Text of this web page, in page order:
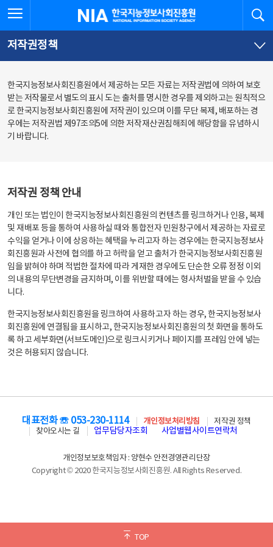
문
로
가
체
뉴
바
가
한국지능정보사회진흥원
저작권정책
한국지능정보사회진흥원에서 제공하는 모든 자료는 저작권법에 의하여 보호
받는 저작물로서 별도의 표시 도는 출처를 명시한 경우를 제외하고는 원칙적으
로 한국지능정보사회진흥원에 저작권이 있으며 이를 무단 복제, 배포하는 경
우에는 저작권법 제97조의5에 의한 저작재산권침해죄에 해당함을 유념하시
기 바랍니다.
저작권 정책 안내
개인 또는 법인이 한국지능정보사회진흥원의 컨텐츠를 링크하거나 인용, 복제
및 재배포 등을 통하여 사용하실 때와 통합전자 민원창구에서 제공하는 자료로
수익을 얻거나 이에 상응하는 혜택을 누리고자 하는 경우에는 한국지능정보사
회진흥원과 사전에 협의를 하고 허락을 얻고 출처가 한국지능정보사회진흥원
임을 밝혀야 하며 적법한 절차에 따라 게재한 경우에도 단순한 오류 정정 이외
의 내용의 무단변경을 금지하며, 이를 위반할 때에는 형사처벌을 받을 수 있습
니다.
한국지능정보사회진흥원을 링크하여 사용하고자 하는 경우, 한국지능정보사
회진흥원에 연결됨을 표시하고, 한국지능정보사회진흥원의 첫 화면을 통하도
록 하고 세부화면(서브도메인)으로 링크시키거나 페이지를 프레임 안에 넣는
것은 허용되지 않습니다.
TOP
대표전화 ☏ 053-230-1114 개인정보처리방침
저작권 정책
찾아오시는 길
업무담당자조회 사업별웹사이트연락처
개인정보보호책임자 : 양현수 안전경영관리단장
Copyright © 2020 한국지능정보사회진흥원. All Rights Reserved.